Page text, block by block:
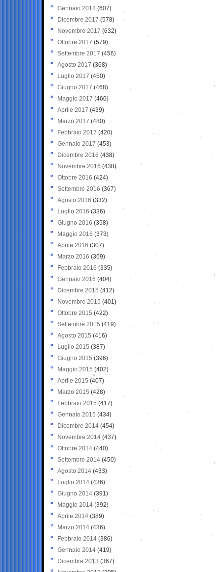
Gennaio 2018 (607)
Dicembre 2017 (578)
Novembre 2017 (632)
Ottobre 2017 (579)
Settembre 2017 (456)
Agosto 2017 (368)
Luglio 2017 (450)
Giugno 2017 (468)
Maggio 2017 (460)
Aprile 2017 (439)
Marzo 2017 (480)
Febbraio 2017 (420)
Gennaio 2017 (453)
Dicembre 2016 (438)
Novembre 2016 (438)
Ottobre 2016 (424)
Settembre 2016 (367)
Agosto 2016 (332)
Luglio 2016 (336)
Giugno 2016 (358)
Maggio 2016 (373)
Aprile 2016 (307)
Marzo 2016 (369)
Febbraio 2016 (335)
Gennaio 2016 (404)
Dicembre 2015 (412)
Novembre 2015 (401)
Ottobre 2015 (422)
Settembre 2015 (419)
Agosto 2015 (416)
Luglio 2015 (387)
Giugno 2015 (396)
Maggio 2015 (402)
Aprile 2015 (407)
Marzo 2015 (428)
Febbraio 2015 (417)
Gennaio 2015 (434)
Dicembre 2014 (454)
Novembre 2014 (437)
Ottobre 2014 (440)
Settembre 2014 (450)
Agosto 2014 (433)
Luglio 2014 (436)
Giugno 2014 (391)
Maggio 2014 (392)
Aprile 2014 (389)
Marzo 2014 (436)
Febbraio 2014 (386)
Gennaio 2014 (419)
Dicembre 2013 (367)